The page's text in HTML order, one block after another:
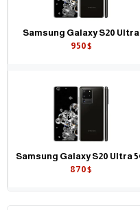
Samsung Galaxy S20 Ultra
950$
Samsung Galaxy S20 Ultra
870$